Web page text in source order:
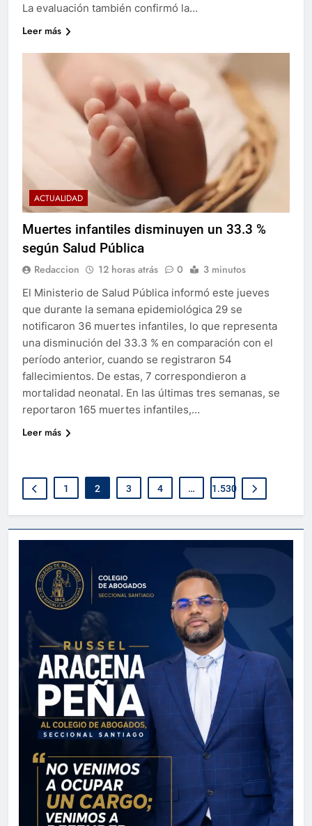
La evaluación también confirmó la…
Leer más
ACTUALIDAD
Muertes infantiles disminuyen un 33.3 %
según Salud Pública
Redaccion 12 horas atrás 0 3 minutos
El Ministerio de Salud Pública informó este jueves
que durante la semana epidemiológica 29 se
notificaron 36 muertes infantiles, lo que representa
una disminución del 33.3 % en comparación con el
período anterior, cuando se registraron 54
fallecimientos. De estas, 7 correspondieron a
mortalidad neonatal. En las últimas tres semanas, se
reportaron 165 muertes infantiles,…
Leer más
1 2 3 4 … 1.530